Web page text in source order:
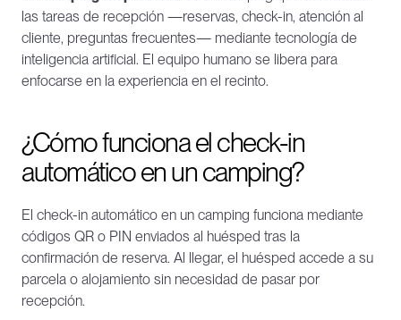
las tareas de recepción —reservas, check-in, atención al
cliente, preguntas frecuentes— mediante tecnología de
inteligencia artificial. El equipo humano se libera para
enfocarse en la experiencia en el recinto.
¿Cómo funciona el check-in
automático en un camping?
El check-in automático en un camping funciona mediante
códigos QR o PIN enviados al huésped tras la
confirmación de reserva. Al llegar, el huésped accede a su
parcela o alojamiento sin necesidad de pasar por
recepción.